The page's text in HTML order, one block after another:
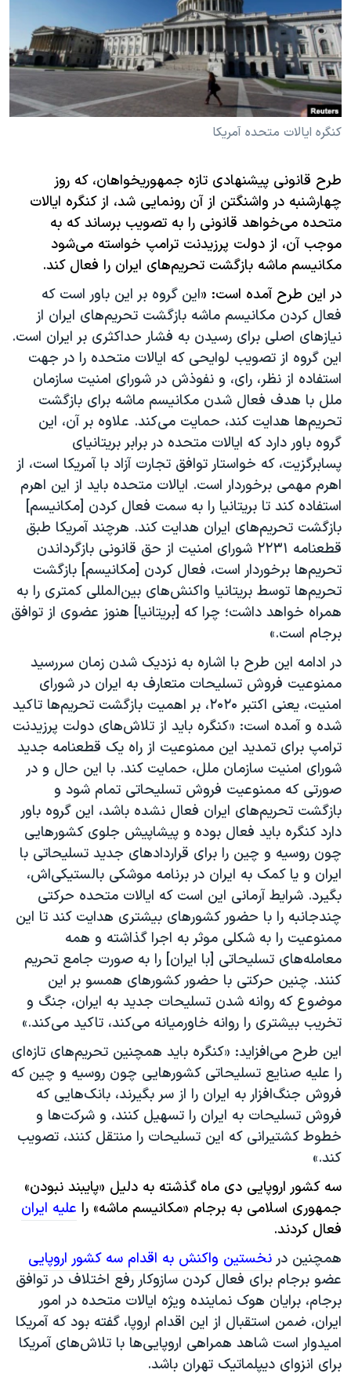
فرهنگ و زندگی
حقوق شهروندی
اقتصادی
علم و فناوری
اسرائیل در جنگ
آرشیو پخش زنده
مستندها
انتخابات ریاست جمهوری آمریکا ۲۰۲۴
حمله جمهوری اسلامی به اسرائیل
رمز مهسا
ورزش زنان در ایران
مجموعه مستندهای دادخواهی
تریبونال مردمی آبان ۹۸
دادگاه حمید نوری
چهل سال گروگان‌گیری
قانون شفافیت دارائی کادر رهبری ایران
اعتراضات مردمی آبان ۹۸
اسرائیل در جنگ
نرگس محمدی برنده جایزه نوبل صلح
همایش محافظه‌کاران آمریکا «سی‌پک»
صفحه‌های ویژه
سفر پرزیدنت ترامپ به چین
دنبال کنید
زبانهای مختلف
کنگره ایالات متحده آمریکا
طرح قانونی پیشنهادی تازه جمهوریخواهان، که روز
چهارشنبه در واشنگتن از آن رونمایی شد، از کنگره ایالات
متحده می‌خواهد قانونی را به تصویب برساند که به
موجب آن، از دولت پرزیدنت ترامپ خواسته می‌شود
مکانیسم ماشه بازگشت تحریم‌های ایران را فعال کند.
در این طرح آمده است:‌ «این گروه بر این باور است که
فعال کردن مکانیسم ماشه بازگشت تحریم‌های ایران از
نیازهای اصلی برای رسیدن به فشار حداکثری بر ایران است.
این گروه از تصویب لوایحی که ایالات متحده را در جهت
استفاده از نظر، رای، و نفوذش در شورای امنیت سازمان
ملل با هدف فعال شدن مکانیسم ماشه برای بازگشت
تحریم‌ها هدایت کند، حمایت می‌کند. علاوه بر آن، این
گروه باور دارد که ایالات متحده در برابر بریتانیای
پسابرگزیت، که خواستار توافق تجارت آزاد با آمریکا است، از
اهرم مهمی برخوردار است. ایالات متحده باید از این اهرم
استفاده کند تا بریتانیا را به سمت فعال کردن [مکانیسم]
بازگشت تحریم‌های ایران هدایت کند. هرچند آمریکا طبق
قطعنامه ۲۲۳۱ شورای امنیت از حق قانونی بازگرداندن
تحریم‌ها برخوردار است، فعال کردن [مکانیسم] بازگشت
تحریم‌ها توسط بریتانیا واکنش‌های بین‌المللی کمتری را به
همراه خواهد داشت؛ چرا که [بریتانیا] هنوز عضوی از توافق
برجام است.»
در ادامه این طرح با اشاره به نزدیک شدن زمان سررسید
ممنوعیت فروش تسلیحات متعارف به ایران در شورای
امنیت، یعنی اکتبر ۲۰۲۰، بر اهمیت بازگشت تحریم‌ها تاکید
شده و آمده است: «کنگره باید از تلاش‌های دولت پرزیدنت
ترامپ برای تمدید این ممنوعیت از راه یک قطعنامه جدید
شورای امنیت سازمان ملل، حمایت کند. با این حال و در
صورتی که ممنوعیت فروش تسلیحاتی تمام شود و
بازگشت تحریم‌های ایران فعال نشده باشد، این گروه باور
دارد کنگره باید فعال بوده و پیشاپیش جلوی کشورهایی
چون روسیه و چین را برای قراردادهای جدید تسلیحاتی با
ایران و یا کمک به ایران در برنامه موشکی بالستیکی‌اش،
بگیرد. شرایط آرمانی این است که ایالات متحده حرکتی
چندجانبه را با حضور کشورهای بیشتری هدایت کند تا این
ممنوعیت را به شکلی موثر به اجرا گذاشته و همه
معامله‌های تسلیحاتی [با ایران] را به صورت جامع تحریم
کنند. چنین حرکتی با حضور کشورهای همسو بر این
موضوع که روانه شدن تسلیحات جدید به ایران، جنگ و
تخریب بیشتری را روانه خاورمیانه می‌کند، تاکید می‌کند.»
این طرح می‌افزاید: «کنگره باید همچنین تحریم‌های تازه‌ای
را علیه صنایع تسلیحاتی کشورهایی چون روسیه و چین که
فروش جنگ‌افزار به ایران را از سر بگیرند، بانک‌هایی که
فروش تسلیحات به ایران را تسهیل کنند، و شرکت‌ها و
خطوط کشتیرانی که این تسلیحات را منتقل کنند، تصویب
کند.»
سه کشور اروپایی دی ماه گذشته به دلیل «پایبند نبودن»
جمهوری اسلامی به برجام «مکانیسم ماشه» را علیه ایران
فعال کردند.
همچنین در نخستین واکنش به اقدام سه کشور اروپایی
عضو برجام برای فعال کردن سازوکار رفع اختلاف در توافق
برجام، برایان هوک نماینده ویژه ایالات متحده در امور
ایران، ضمن استقبال از این اقدام اروپا، گفته بود که آمریکا
امیدوار است شاهد همراهی اروپایی‌ها با تلاش‌های آمریکا
برای انزوای دیپلماتیک تهران باشد.